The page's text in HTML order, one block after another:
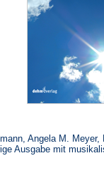
Angela M. Meyer,
Ausgabe mit